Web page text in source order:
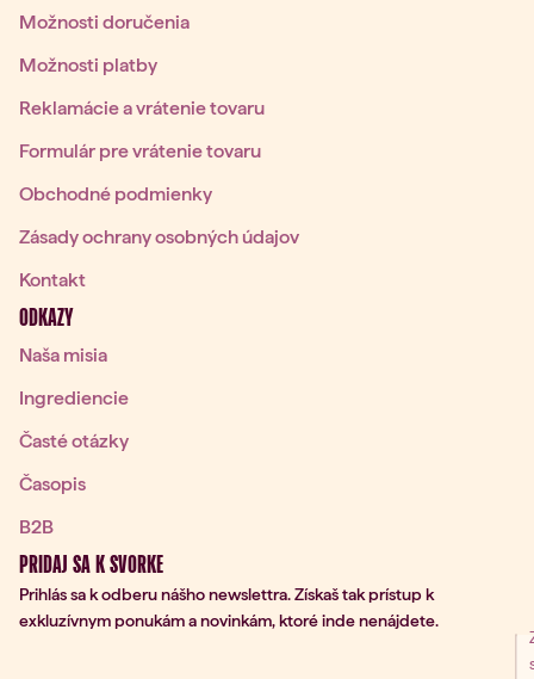
Možnosti doručenia
Možnosti platby
Reklamácie a vrátenie tovaru
Formulár pre vrátenie tovaru
Obchodné podmienky
Zásady ochrany osobných údajov
Kontakt
ODKAZY
Naša misia
Ingrediencie
Časté otázky
Časopis
B2B
PRIDAJ SA K SVORKE
Prihlás sa k odberu nášho newslettra. Získaš tak prístup k
exkluzívnym ponukám a novinkám, ktoré inde nenájdete.
na odber